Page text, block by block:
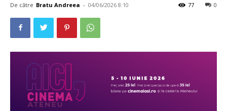
De către Bratu Andreea - 04/06/2026 8:10 0
77